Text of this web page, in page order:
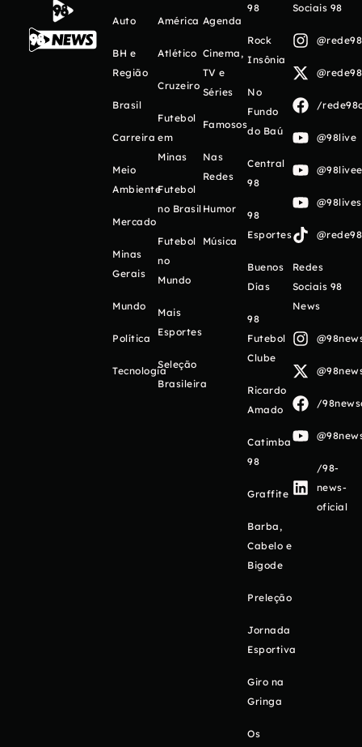
Auto
BH e
Região
Brasil
Carreira
Meio
Ambiente
Mercado
Minas
Gerais
Mundo
Política
Tecnologia
América
Atlético
Cruzeiro
Futebol
em
Minas
Futebol
no Brasil
Futebol
no
Mundo
Mais
Esportes
Seleção
Brasileira
Agenda
Cinema,
TV e
Séries
Famosos
Nas
Redes
Humor
Música
98
Rock
Insônia
No
Fundo
do Baú
Central
98
98
Esportes
Buenos
Días
98
Futebol
Clube
Ricardo
Amado
Catimba
98
Graffite
Barba,
Cabelo e
Bigode
Preleção
Jornada
Esportiva
Giro na
Gringa
Os
Sociais 98
/
@98live
Redes
Sociais 98
News
/
/98-
news-
oficial